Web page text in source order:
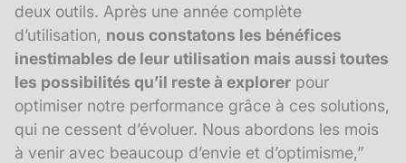
deux outils. Après une année complète
d’utilisation, nous constatons les bénéfices
inestimables de leur utilisation mais aussi toutes
les possibilités qu’il reste à explorer pour
optimiser notre performance grâce à ces solutions,
qui ne cessent d’évoluer. Nous abordons les mois
à venir avec beaucoup d’envie et d’optimisme,”